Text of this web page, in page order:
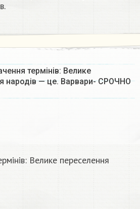
термінів: Велике
народів — це. Варвари- СРОЧНО
Велике переселення